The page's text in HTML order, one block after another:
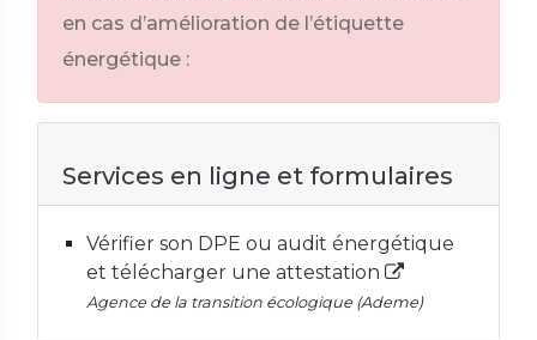
en cas d’amélioration de l’étiquette
énergétique :
Services en ligne et formulaires
Vérifier son DPE ou audit énergétique
et télécharger une attestation
Agence de la transition écologique (Ademe)